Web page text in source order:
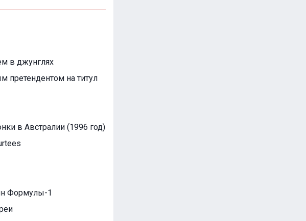
в джунглях
претендентом на титул
в Австралии (1996 год)
Формулы-1